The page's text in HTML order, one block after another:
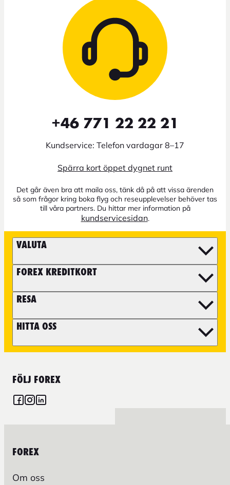
+46 771 22 22 21
Kundservice: Telefon vardagar 8–17
Spärra kort öppet dygnet runt
Det går även bra att maila oss, tänk då på att vissa ärenden
så som frågor kring boka flyg och reseupplevelser behöver tas
till våra partners. Du hittar mer information på
kundservicesidan.
VALUTA
FOREX KREDITKORT
RESA
HITTA OSS
FÖLJ FOREX
FOREX
Om oss